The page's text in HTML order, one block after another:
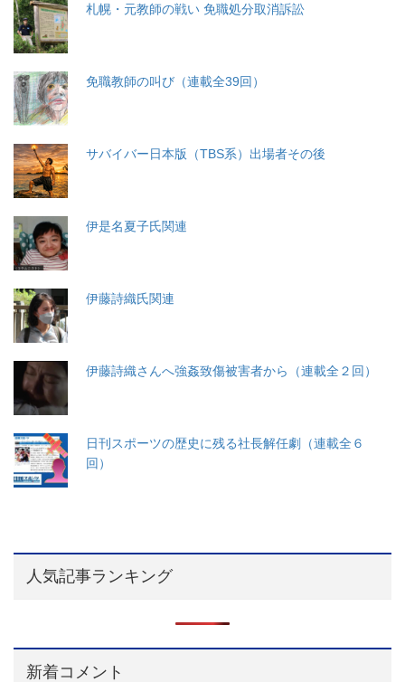
札幌・元教師の戦い 免職処分取消訴訟
免職教師の叫び（連載全39回）
サバイバー日本版（TBS系）出場者その後
伊是名夏子氏関連
伊藤詩織氏関連
伊藤詩織さんへ強姦致傷被害者から（連載全２回）
日刊スポーツの歴史に残る社長解任劇（連載全６
回）
人気記事ランキング
新着コメント